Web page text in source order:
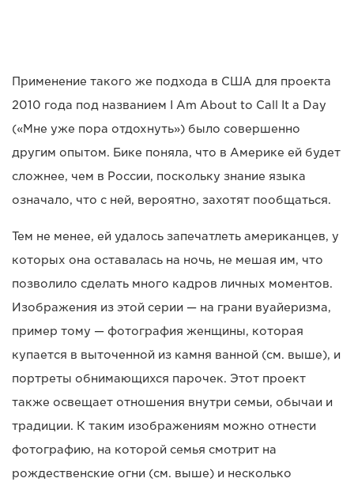
Применение такого же подхода в США для проекта
2010 года под названием I Am About to Call It a Day
(«Мне уже пора отдохнуть») было совершенно
другим опытом. Бике поняла, что в Америке ей будет
сложнее, чем в России, поскольку знание языка
означало, что с ней, вероятно, захотят пообщаться.
Тем не менее, ей удалось запечатлеть американцев, у
которых она оставалась на ночь, не мешая им, что
позволило сделать много кадров личных моментов.
Изображения из этой серии — на грани вуайеризма,
пример тому — фотография женщины, которая
купается в выточенной из камня ванной (см. выше), и
портреты обнимающихся парочек. Этот проект
также освещает отношения внутри семьи, обычаи и
традиции. К таким изображениям можно отнести
фотографию, на которой семья смотрит на
рождественские огни (см. выше) и несколько